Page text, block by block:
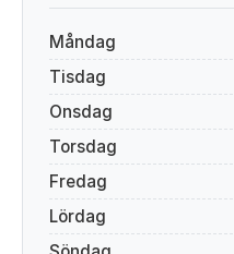
Måndag
Tisdag
Onsdag
Torsdag
Fredag
Lördag